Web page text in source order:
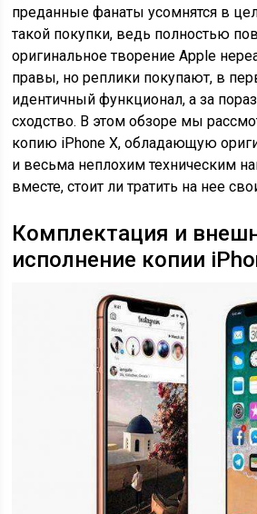
преданные фанаты усомнятся в
такой покупки, ведь полностью
оригинальное творение Apple
правы, но реплики покупают, в
идентичный функционал, а за
сходство. В этом обзоре мы
копию iPhone X, обладающую
и весьма неплохим техническим
вместе, стоит ли тратить на нее
Комплектация и
исполнение копии